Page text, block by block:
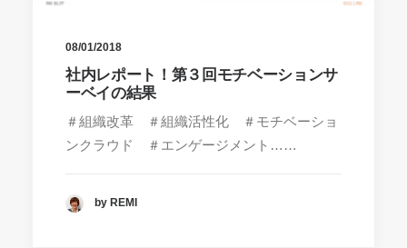
08/01/2018
社内レポート！第３回モチベーションサ
ーベイの結果
＃組織改革 ＃組織活性化 ＃モチベーショ
ンクラウド ＃エンゲージメント……
by REMI